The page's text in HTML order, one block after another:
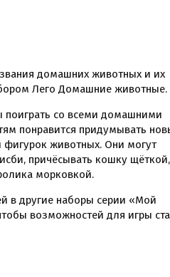
домашних животных и их
Лего Домашние животные.
поиграть со всеми домашними
понравится придумывать
фигурок животных. Они могут
причёсывать кошку щёткой,
морковкой.
в другие наборы серии «Мой
возможностей для игры